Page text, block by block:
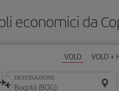
economici da
VOLO VOLO +
DESTINAZIONE